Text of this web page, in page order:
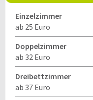
Einzelzimmer
ab 25 Euro
Doppelzimmer
ab 32 Euro
Dreibettzimmer
ab 37 Euro